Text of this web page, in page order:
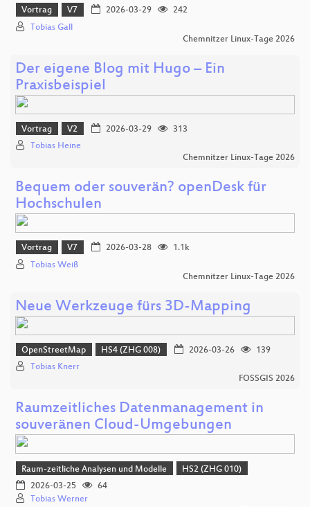
Vortrag V7 2026-03-29
242
Tobias Gall
Chemnitzer Linux-Tage 2026
Der eigene Blog mit Hugo – Ein
Praxisbeispiel
Vortrag V2 2026-03-29
313
Tobias Heine
Chemnitzer Linux-Tage 2026
Bequem oder souverän? openDesk für
Hochschulen
Vortrag V7 2026-03-28
1.1k
Tobias Weiß
Chemnitzer Linux-Tage 2026
Neue Werkzeuge fürs 3D-Mapping
OpenStreetMap HS4 (ZHG 008) 2026-03-26
139
Tobias Knerr
FOSSGIS 2026
Raumzeitliches Datenmanagement in
souveränen Cloud-Umgebungen
Raum-zeitliche Analysen und Modelle
HS2 (ZHG 010)
2026-03-25
64
Tobias Werner